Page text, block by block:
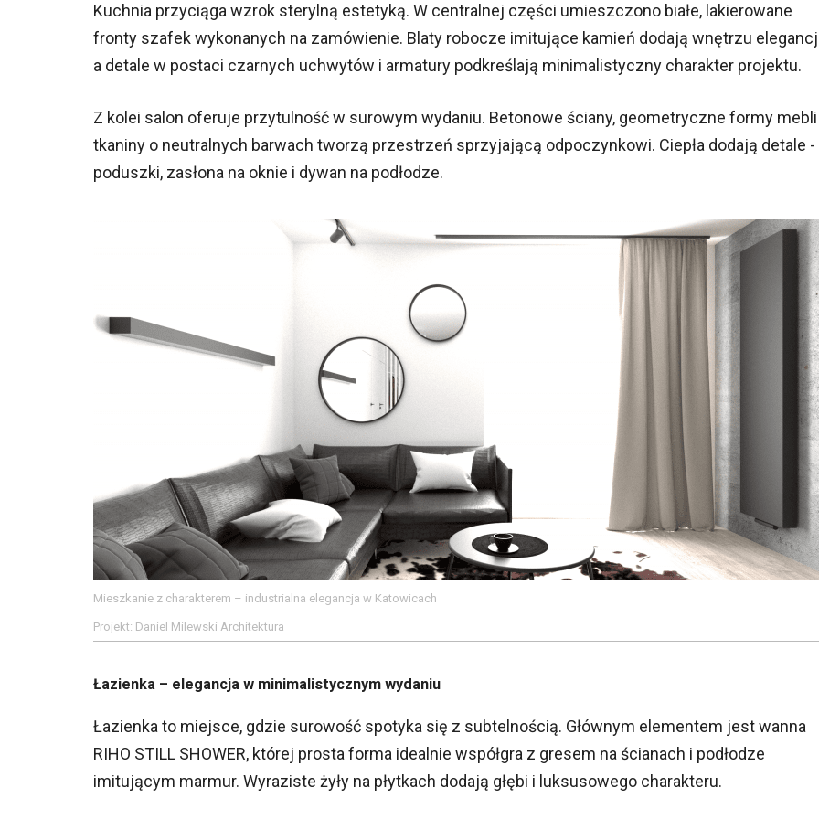
Kuchnia przyciąga wzrok sterylną estetyką. W centralnej części umieszczono białe, lakierowane
fronty szafek wykonanych na zamówienie. Blaty robocze imitujące kamień dodają wnętrzu
a detale w postaci czarnych uchwytów i armatury podkreślają minimalistyczny charakter projektu.
Z kolei salon oferuje przytulność w surowym wydaniu. Betonowe ściany, geometryczne formy
tkaniny o neutralnych barwach tworzą przestrzeń sprzyjającą odpoczynkowi. Ciepła dodają detale -
poduszki, zasłona na oknie i dywan na podłodze.
Mieszkanie z charakterem – industrialna elegancja w Katowicach
Projekt: Daniel Milewski Architektura
Łazienka – elegancja w minimalistycznym wydaniu
Łazienka to miejsce, gdzie surowość spotyka się z subtelnością. Głównym elementem jest wanna
RIHO STILL SHOWER, której prosta forma idealnie współgra z gresem na ścianach i podłodze
imitującym marmur. Wyraziste żyły na płytkach dodają głębi i luksusowego charakteru.